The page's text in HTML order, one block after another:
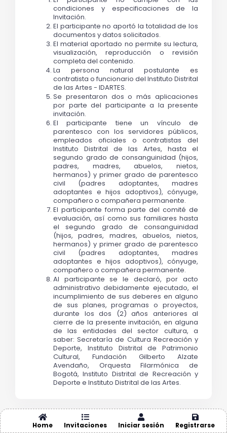
condiciones y especificaciones de la
Invitación.
El participante no aportó la totalidad de los
documentos y datos solicitados.
El material aportado no permite su lectura,
visualización, reproducción o revisión
completa del contenido.
La persona natural postulante es
contratista o funcionario del Instituto Distrital
de las Artes - IDARTES.
Se presentaron dos o más aplicaciones
por parte del participante a la presente
invitación.
El participante tiene un vínculo de
parentesco con los servidores públicos,
empleados oficiales o contratistas del
Instituto Distrital de las Artes, hasta el
segundo grado de consanguinidad (hijos,
padres, madres, abuelos, nietos,
hermanos) y primer grado de parentesco
civil (padres adoptantes, madres
adoptantes e hijos adoptivos), cónyuge,
compañero o compañera permanente.
El participante forma parte del comité de
evaluación, así como sus familiares hasta
el segundo grado de consanguinidad
(hijos, padres, madres, abuelos, nietos,
hermanos) y primer grado de parentesco
civil (padres adoptantes, madres
adoptantes e hijos adoptivos), cónyuge,
compañero o compañera permanente.
Al participante se le declaró, por acto
administrativo debidamente ejecutado, el
incumplimiento de sus deberes en alguno
de sus planes, programas o proyectos,
durante los dos (2) años anteriores al
cierre de la presente invitación, en alguna
de las entidades del sector cultura, a
saber: Secretaría de Cultura Recreación y
Deporte, Instituto Distrital de Patrimonio
Cultural, Fundación Gilberto Alzate
Avendaño, Orquesta Filarmónica de
Bogotá, Instituto Distrital de Recreación y
Deporte e Instituto Distrital de las Artes.
¿Quiénes no pueden participar?
Home Invitaciones Iniciar sesión Registrarse